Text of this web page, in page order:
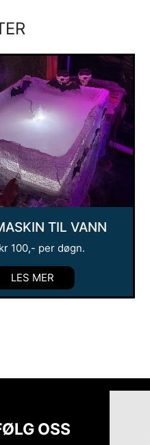
TIL VANN
kr100,- per døgn.
LES MER
OSS